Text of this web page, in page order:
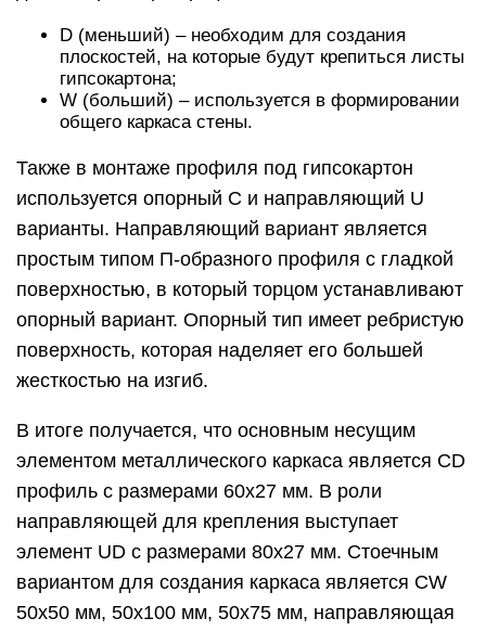
D (меньший) – необходим для создания
плоскостей, на которые будут крепиться листы
гипсокартона;
W (больший) – используется в формировании
общего каркаса стены.
Также в монтаже профиля под гипсокартон
используется опорный C и направляющий U
варианты. Направляющий вариант является
простым типом П-образного профиля с гладкой
поверхностью, в который торцом устанавливают
опорный вариант. Опорный тип имеет ребристую
поверхность, которая наделяет его большей
жесткостью на изгиб.
В итоге получается, что основным несущим
элементом металлического каркаса является CD
профиль с размерами 60х27 мм. В роли
направляющей для крепления выступает
элемент UD с размерами 80х27 мм. Стоечным
вариантом для создания каркаса является CW
50х50 мм, 50х100 мм, 50х75 мм, направляющая